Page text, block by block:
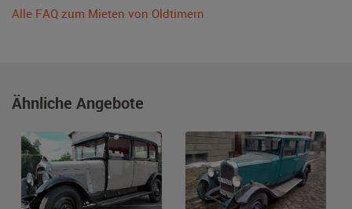
Alle FAQ zum Mieten von Oldtimern
Ähnliche Angebote